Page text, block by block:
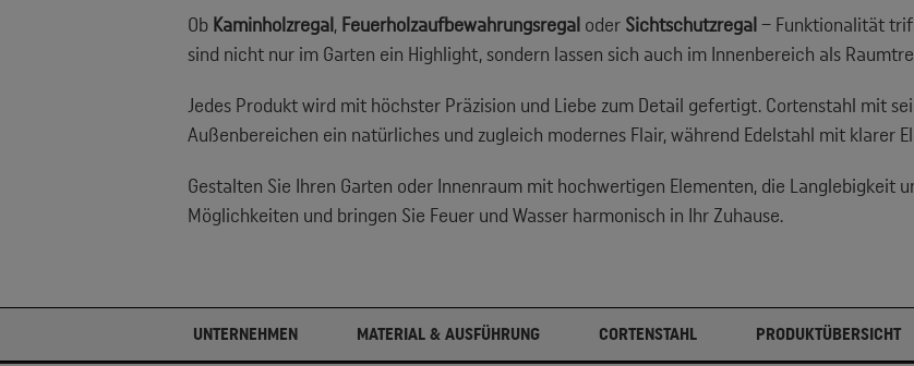
Ob Kaminholzregal , Feuerholzaufbewahrungsregal oder Sichtschutzregal – Funktionalität
sind nicht nur im Garten ein Highlight, sondern lassen sich auch im Innenbereich als
Jedes Produkt wird mit höchster Präzision und Liebe zum Detail gefertigt. Cortenstahl mit
Außenbereichen ein natürliches und zugleich modernes Flair, während Edelstahl mit klarer
Gestalten Sie Ihren Garten oder Innenraum mit hochwertigen Elementen, die Langlebigkeit
Möglichkeiten und bringen Sie Feuer und Wasser harmonisch in Ihr Zuhause.
UNTERNEHMEN MATERIAL & AUSFÜHRUNG CORTENSTAHL PRODUKTÜBERSICHT